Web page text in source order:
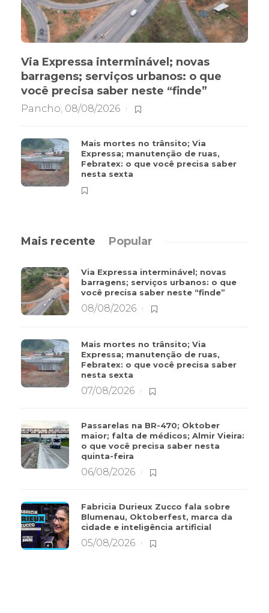
Via Expressa interminável; novas
barragens; serviços urbanos: o que
você precisa saber neste “finde”
Pancho, 08/08/2026
Mais mortes no trânsito; Via
Expressa; manutenção de ruas,
Febratex: o que você precisa saber
nesta sexta
Mais recente Popular
Via Expressa interminável; novas
barragens; serviços urbanos: o que
você precisa saber neste “finde”
08/08/2026
Mais mortes no trânsito; Via
Expressa; manutenção de ruas,
Febratex: o que você precisa saber
nesta sexta
07/08/2026
Passarelas na BR-470; Oktober
maior; falta de médicos; Almir Vieira:
o que você precisa saber nesta
quinta-feira
06/08/2026
Fabricia Durieux Zucco fala sobre
Blumenau, Oktoberfest, marca da
cidade e inteligência artificial
05/08/2026